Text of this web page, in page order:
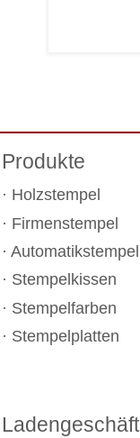
Produkte
Holzstempel
Firmenstempel
Automatikstempel
Stempelkissen
Stempelfarben
Stempelplatten
Ladengeschäft